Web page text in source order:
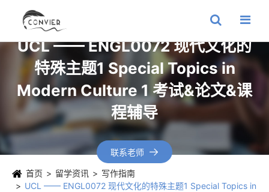
UCL —— ENGL0072 现代文化的
特殊主题1 Special Topics in
Modern Culture 1 考试&论文&课
程辅导
联系老师 
首页 留学资讯
写作指南
UCL —— ENGL0072 现代文化的特殊主题1 Special Topics in